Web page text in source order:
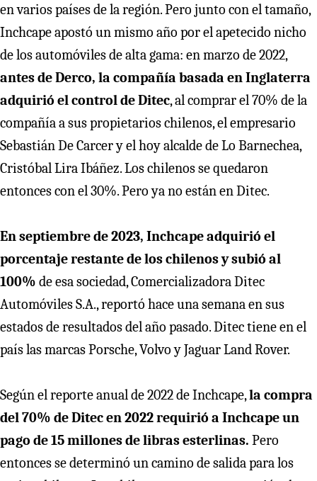
en varios países de la región. Pero junto con el tamaño,
Inchcape apostó un mismo año por el apetecido nicho
de los automóviles de alta gama: en marzo de 2022,
antes de Derco, la compañía basada en Inglaterra
adquirió el control de Ditec, al comprar el 70% de la
compañía a sus propietarios chilenos, el empresario
Sebastián De Carcer y el hoy alcalde de Lo Barnechea,
Cristóbal Lira Ibáñez. Los chilenos se quedaron
entonces con el 30%. Pero ya no están en Ditec.
En septiembre de 2023, Inchcape adquirió el
porcentaje restante de los chilenos y subió al
100% de esa sociedad, Comercializadora Ditec
Automóviles S.A., reportó hace una semana en sus
estados de resultados del año pasado. Ditec tiene en el
país las marcas Porsche, Volvo y Jaguar Land Rover.
Según el reporte anual de 2022 de Inchcape,la compra
del 70% de Ditec en 2022 requirió a Inchcape un
pago de 15 millones de libras esterlinas. Pero
entonces se determinó un camino de salida para los